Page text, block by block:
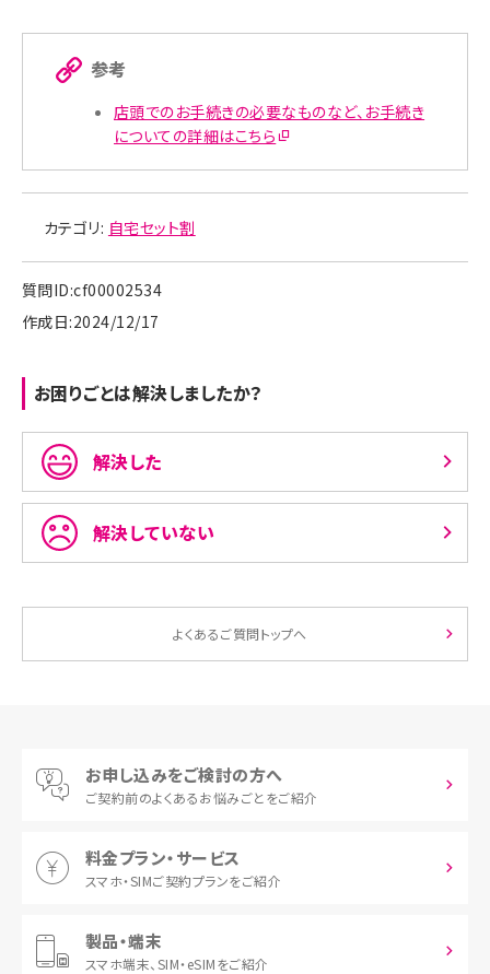
参考
店頭でのお手続きの必要なものなど、お手続き
についての詳細はこちら
カテゴリ: 自宅セット割
質問ID:cf00002534
作成日:2024/12/17
お困りごとは解決しましたか？
解決した
解決していない
よくあるご質問トップへ
お申し込みをご検討の方へ
ご契約前のよくあるお悩みごとをご紹介
料金プラン・サービス
スマホ・SIMご契約プランをご紹介
製品・端末
スマホ端末、 SIM・eSIMをご紹介